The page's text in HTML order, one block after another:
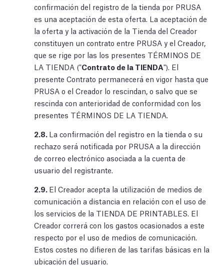
confirmación del registro de la tienda por PRUSA
es una aceptación de esta oferta. La aceptación de
la oferta y la activación de la Tienda del Creador
constituyen un contrato entre PRUSA y el Creador,
que se rige por las los presentes TÉRMINOS DE
LA TIENDA ("Contrato de la TIENDA"). El
presente Contrato permanecerá en vigor hasta que
PRUSA o el Creador lo rescindan, o salvo que se
rescinda con anterioridad de conformidad con los
presentes TÉRMINOS DE LA TIENDA.
2.8. La confirmación del registro en la tienda o su
rechazo será notificada por PRUSA a la dirección
de correo electrónico asociada a la cuenta de
usuario del registrante.
2.9. El Creador acepta la utilización de medios de
comunicación a distancia en relación con el uso de
los servicios de la TIENDA DE PRINTABLES. El
Creador correrá con los gastos ocasionados a este
respecto por el uso de medios de comunicación.
Estos costes no difieren de las tarifas básicas en la
ubicación del usuario.